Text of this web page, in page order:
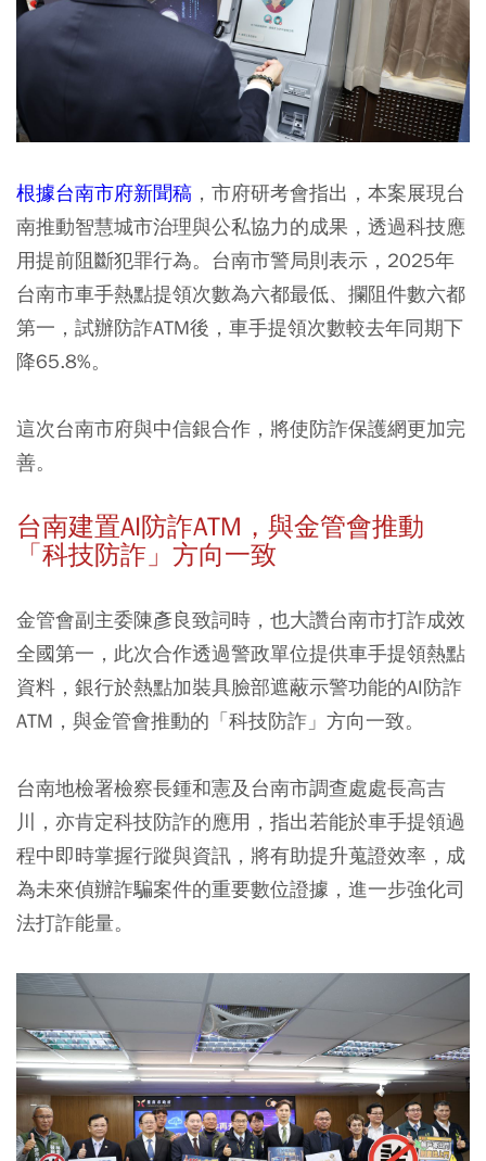
根據台南市府新聞稿 ，市府研考會指出，本案展現台
南推動智慧城市治理與公私協力的成果，透過科技應
用提前阻斷犯罪行為。台南市警局則表示，2025年
台南市車手熱點提領次數為六都最低、攔阻件數六都
第一，試辦防詐ATM後，車手提領次數較去年同期下
降65.8%。
這次台南市府與中信銀合作，將使防詐保護網更加完
善。
台南建置AI防詐ATM，與金管會推動
「科技防詐」方向一致
金管會副主委陳彥良致詞時，也大讚台南市打詐成效
全國第一，此次合作透過警政單位提供車手提領熱點
資料，銀行於熱點加裝具臉部遮蔽示警功能的AI防詐
ATM，與金管會推動的「科技防詐」方向一致。
台南地檢署檢察長鍾和憲及台南市調查處處長高吉
川，亦肯定科技防詐的應用，指出若能於車手提領過
程中即時掌握行蹤與資訊，將有助提升蒐證效率，成
為未來偵辦詐騙案件的重要數位證據，進一步強化司
法打詐能量。